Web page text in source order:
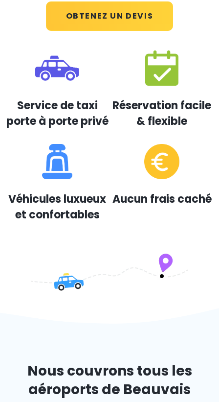
OBTENEZ UN DEVIS
Service de taxi
porte à porte privé
Réservation facile
& flexible
Véhicules luxueux
et confortables
Aucun frais caché
Nous couvrons tous les
aéroports de Beauvais